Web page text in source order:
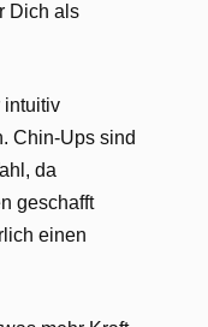
Dich als
intuitiv
Chin-Ups sind
da
geschafft
einen